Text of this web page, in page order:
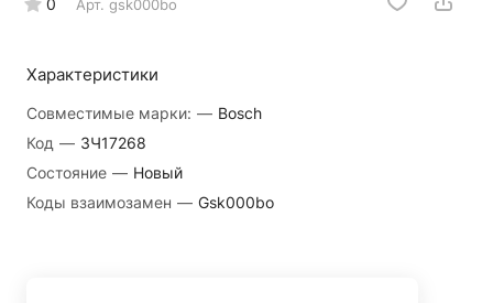
Арт. gsk000bo
Характеристики
Совместимые марки: — Bosch
Код — ЗЧ17268
Состояние — Новый
Коды взаимозамен — Gsk000bo